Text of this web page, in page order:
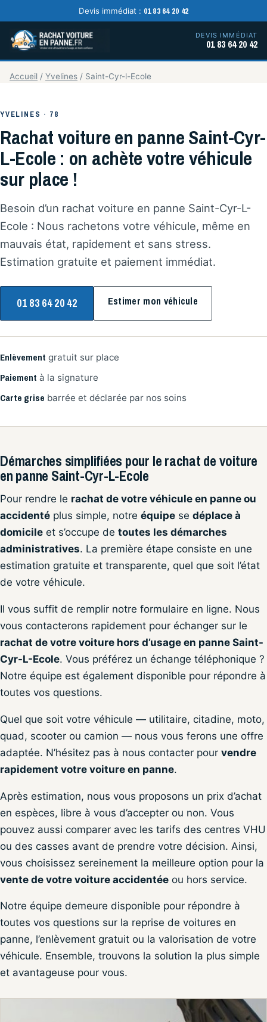
Devis immédiat : 01 83 64 20 42
DEVIS IMMÉDIAT
01 83 64 20 42
Accueil / Yvelines / Saint-Cyr-l-Ecole
YVELINES · 78
Rachat voiture en panne Saint-Cyr-
L-Ecole : on achète votre véhicule
sur place !
Besoin d’un rachat voiture en panne Saint-Cyr-L-
Ecole : Nous rachetons votre véhicule, même en
mauvais état, rapidement et sans stress.
Estimation gratuite et paiement immédiat.
01 83 64 20 42 Estimer mon véhicule
Enlèvement gratuit sur place
Paiement à la signature
Carte grise barrée et déclarée par nos soins
Démarches simplifiées pour le rachat de voiture
en panne Saint-Cyr-L-Ecole
Pour rendre le rachat de votre véhicule en panne ou
accidenté plus simple, notre équipe se déplace à
domicile et s’occupe de toutes les démarches
administratives. La première étape consiste en une
estimation gratuite et transparente, quel que soit l’état
de votre véhicule.
Il vous suffit de remplir notre formulaire en ligne. Nous
vous contacterons rapidement pour échanger sur le
rachat de votre voiture hors d’usage en panne Saint-
Cyr-L-Ecole. Vous préférez un échange téléphonique ?
Notre équipe est également disponible pour répondre à
toutes vos questions.
Quel que soit votre véhicule — utilitaire, citadine, moto,
quad, scooter ou camion — nous vous ferons une offre
adaptée. N’hésitez pas à nous contacter pour vendre
rapidement votre voiture en panne.
Après estimation, nous vous proposons un prix d’achat
en espèces, libre à vous d’accepter ou non. Vous
pouvez aussi comparer avec les tarifs des centres VHU
ou des casses avant de prendre votre décision. Ainsi,
vous choisissez sereinement la meilleure option pour la
vente de votre voiture accidentée ou hors service.
Notre équipe demeure disponible pour répondre à
toutes vos questions sur la reprise de voitures en
panne, l’enlèvement gratuit ou la valorisation de votre
véhicule. Ensemble, trouvons la solution la plus simple
et avantageuse pour vous.